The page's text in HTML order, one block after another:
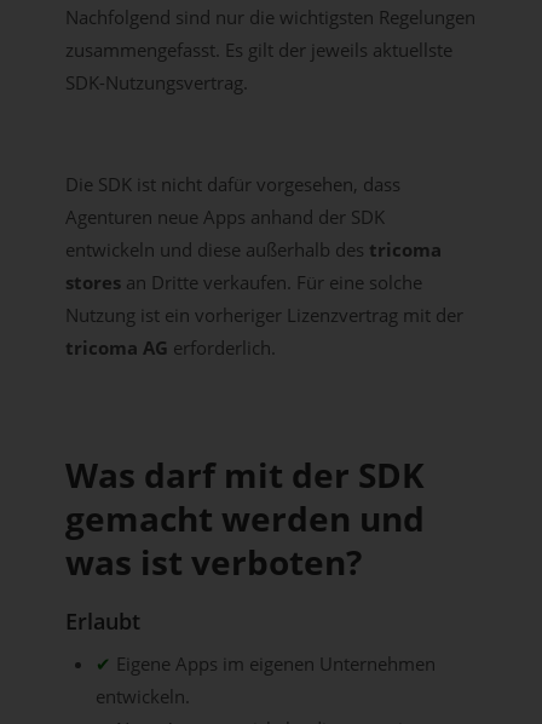
Nachfolgend sind nur die wichtigsten Regelungen
zusammengefasst. Es gilt der jeweils aktuellste
SDK-Nutzungsvertrag.
Die SDK ist nicht dafür vorgesehen, dass
Agenturen neue Apps anhand der SDK
entwickeln und diese außerhalb des tricoma
storesan Dritte verkaufen. Für eine solche
Nutzung ist ein vorheriger Lizenzvertrag mit der
tricoma AG erforderlich.
Was darf mit der SDK
gemacht werden und
was ist verboten?
Erlaubt
✔ Eigene Apps im eigenen Unternehmen
entwickeln.